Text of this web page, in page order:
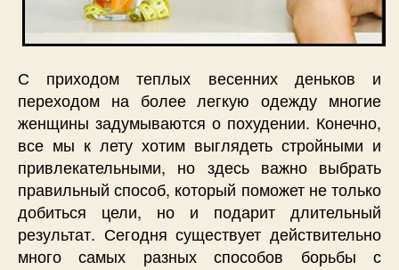
С приходом теплых весенних деньков и
переходом на более легкую одежду многие
женщины задумываются о похудении. Конечно,
все мы к лету хотим выглядеть стройными и
привлекательными, но здесь важно выбрать
правильный способ, который поможет не только
добиться цели, но и подарит длительный
результат. Сегодня существует действительно
много самых разных способов борьбы с